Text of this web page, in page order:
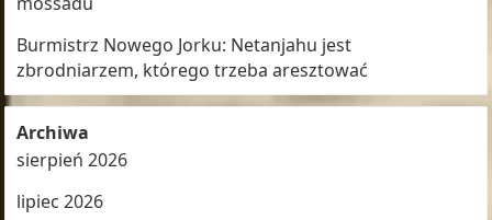
Burmistrz Nowego Jorku: Netanjahu jest
zbrodniarzem, którego trzeba aresztować
Archiwa
sierpień 2026
lipiec 2026